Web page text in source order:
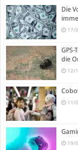
Die
17/
die
12/
11/
19/